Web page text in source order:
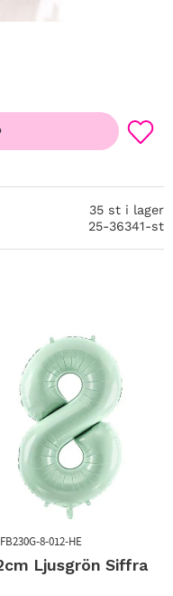
Lägg
35 st i lager
25-36341-st
Ljusgrön Siffra
8-012-HE